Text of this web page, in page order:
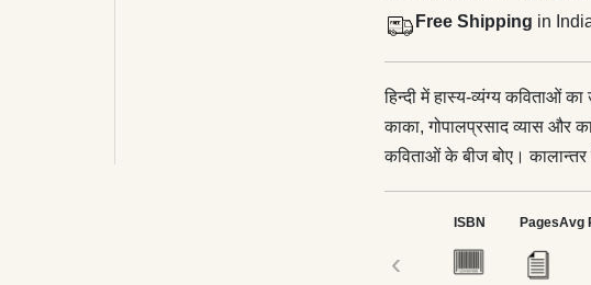
Free Shipping in
हिन्दी में हास्य-व्यंग्य कविताओं
काका, गोपालप्रसाद व्यास और
कविताओं के बीज बोए।
दिया। इसने लोकप्रियता के
अहिन्दीभाषियों में भी।</p>
रही। इस पुस्तक में वही कविताएँ
‹
ISBN PagesAvg